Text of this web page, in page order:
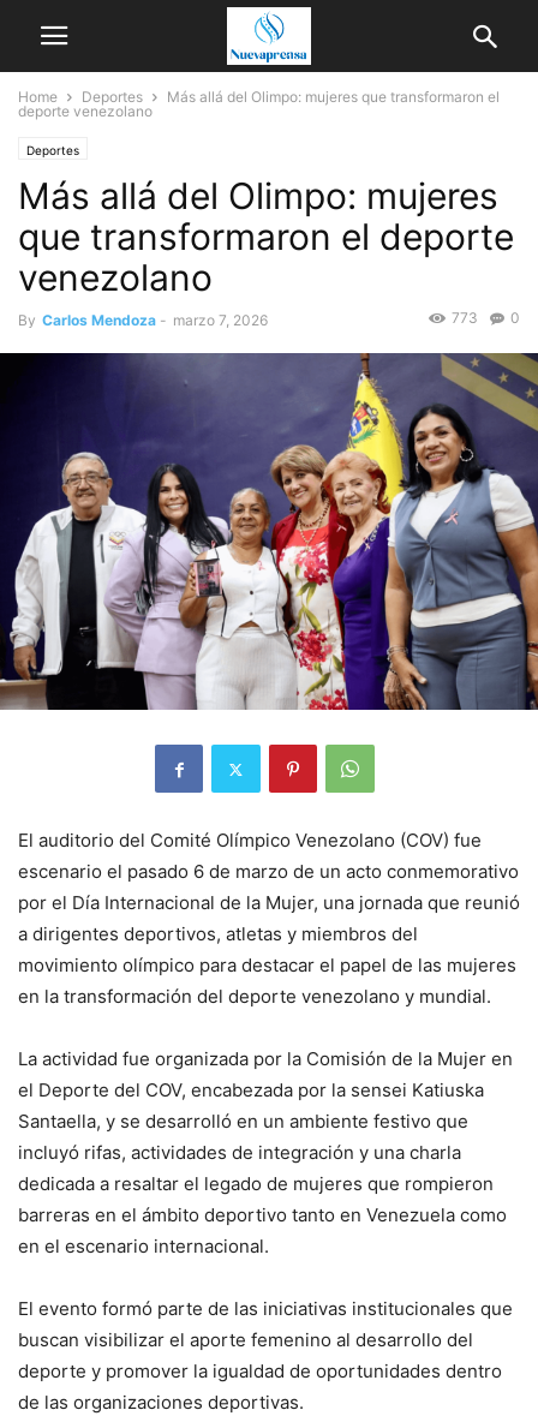
Home Deportes
Más allá del Olimpo: mujeres que transformaron el
deporte venezolano
Deportes
Más allá del Olimpo: mujeres
que transformaron el deporte
venezolano
By Carlos Mendoza - marzo 7, 2026 0
773
El auditorio del Comité Olímpico Venezolano (COV) fue
escenario el pasado 6 de marzo de un acto conmemorativo
por el Día Internacional de la Mujer, una jornada que reunió
a dirigentes deportivos, atletas y miembros del
movimiento olímpico para destacar el papel de las mujeres
en la transformación del deporte venezolano y mundial.
La actividad fue organizada por la Comisión de la Mujer en
el Deporte del COV, encabezada por la sensei Katiuska
Santaella, y se desarrolló en un ambiente festivo que
incluyó rifas, actividades de integración y una charla
dedicada a resaltar el legado de mujeres que rompieron
barreras en el ámbito deportivo tanto en Venezuela como
en el escenario internacional.
El evento formó parte de las iniciativas institucionales que
buscan visibilizar el aporte femenino al desarrollo del
deporte y promover la igualdad de oportunidades dentro
de las organizaciones deportivas.